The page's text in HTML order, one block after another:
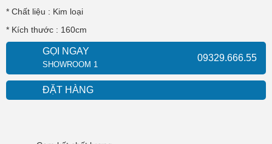
* Chất liệu : Kim loại
* Kích thước : 160cm
GỌI NGAY
SHOWROOM 1
09329.666.55
ĐẶT HÀNG